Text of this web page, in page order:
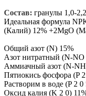
Состав: гранулы 1,0-
Идеальная формула
(Калий) 12% +2MgO
Общий азот (N) 15%
Азот нитратный (N-NO
Аммиачный азот (N-
Пятиокись фосфора (P
Растворим в воде (P 2 0
Оксид калия (K 2 0)